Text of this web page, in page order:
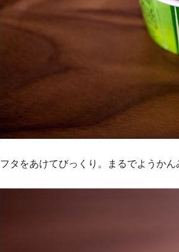
フタをあけてびっくり。まるでようかん